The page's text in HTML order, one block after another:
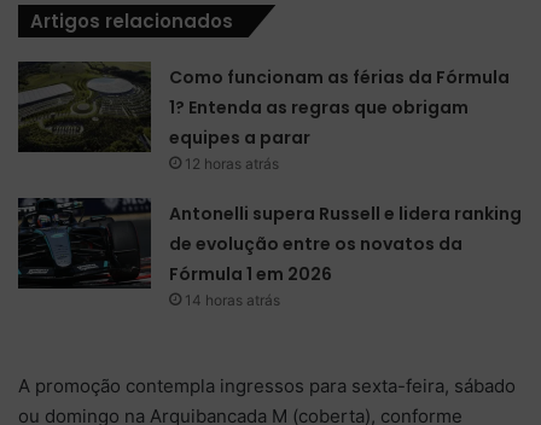
Artigos relacionados
Como funcionam as férias da Fórmula
1? Entenda as regras que obrigam
equipes a parar
12 horas atrás
Antonelli supera Russell e lidera ranking
de evolução entre os novatos da
Fórmula 1 em 2026
14 horas atrás
A promoção contempla ingressos para sexta-feira, sábado
ou domingo na Arquibancada M (coberta), conforme